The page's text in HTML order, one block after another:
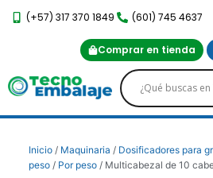
(+57) 317 370 1849 (601) 745 4637
Comprar en tienda
Inicio/ Maquinaria / Dosificadores para
peso/ Por peso/ Multicabezal de 10